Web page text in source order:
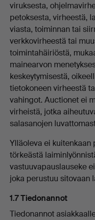
viruksesta,
petoksesta, virheestä,
viasta, toiminnan tai
verkkovirheestä tai
toimintahäiriöstä,
mainearvon
keskeytymisestä,
tietokoneen virheestä
vahingot. Auctionet ei
virheistä, jotka
salasanojen
Ylläoleva ei kuitenkaan
törkeästä
vastuuvapauslauseke
joka perustuu sitovaan
1.7 Tiedonannot
Tiedonannot